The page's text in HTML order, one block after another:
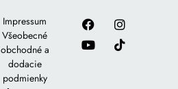
Impressum
Všeobecné
obchodné a
dodacie
podmienky